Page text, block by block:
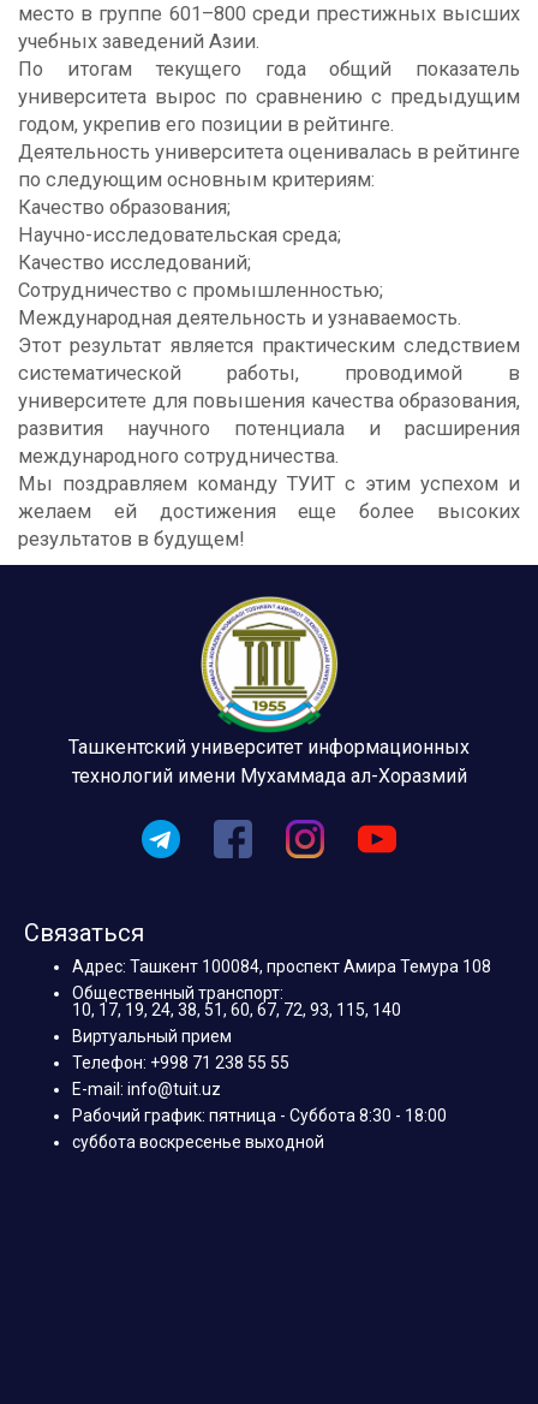
место в группе 601–800 среди престижных высших
учебных заведений Азии.
По итогам текущего года общий показатель
университета вырос по сравнению с предыдущим
годом, укрепив его позиции в рейтинге.
Деятельность университета оценивалась в рейтинге
по следующим основным критериям:
Качество образования;
Научно-исследовательская среда;
Качество исследований;
Сотрудничество с промышленностью;
Международная деятельность и узнаваемость.
Этот результат является практическим следствием
систематической работы, проводимой в
университете для повышения качества образования,
развития научного потенциала и расширения
международного сотрудничества.
Мы поздравляем команду ТУИТ с этим успехом и
желаем ей достижения еще более высоких
результатов в будущем!
Ташкентский университет информационных
технологий имени Мухаммада ал-Хоразмий
Связаться
Адрес: Ташкент 100084, проспект Амира Темура 108
Общественный транспорт:
10, 17, 19, 24, 38, 51, 60, 67, 72, 93, 115, 140
Виртуальный прием
Телефон: +998 71 238 55 55
E-mail: info@tuit.uz
Рабочий график: пятница - Суббота 8:30 - 18:00
суббота воскресенье выходной